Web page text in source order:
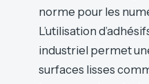
norme pour les
L’utilisation
industriel permet
surfaces lisses